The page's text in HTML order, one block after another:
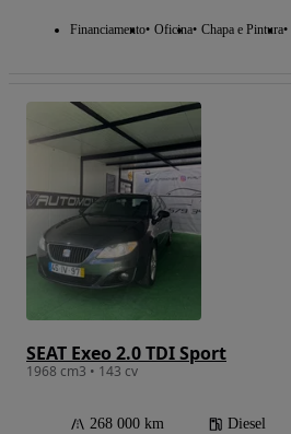
Financiamento Oficina Chapa e Pintura
SEAT Exeo 2.0 TDI Sport
1968 cm3 • 143 cv
268 000 km Diesel